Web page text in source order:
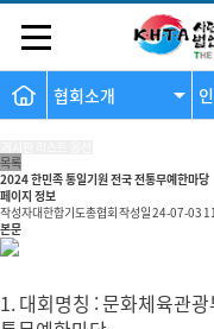
협회소개
목록
2024 한민족 통일기원 전국 전통무예한마당
페이지 정보
작성자대한합기도총협회작성일24-07-03
본문
1. 대회명칭 : 문화체육관